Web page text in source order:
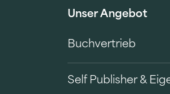
Unser Angebot
Buchvertrieb
Self Publisher &